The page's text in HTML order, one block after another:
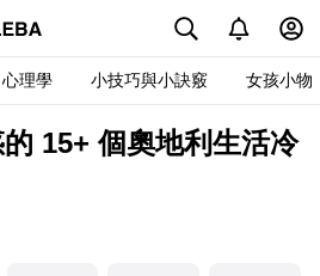
心理學 小技巧與小訣竅 女孩小物
15+ 個奧地利生活冷